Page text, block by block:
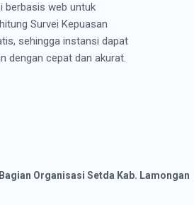
berbasis web untuk
Survei Kepuasan
sehingga instansi dapat
dengan cepat dan akurat.
Organisasi Setda Kab. Lamongan